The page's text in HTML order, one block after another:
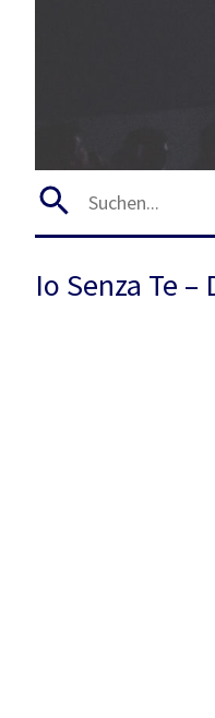
Io Senza Te –